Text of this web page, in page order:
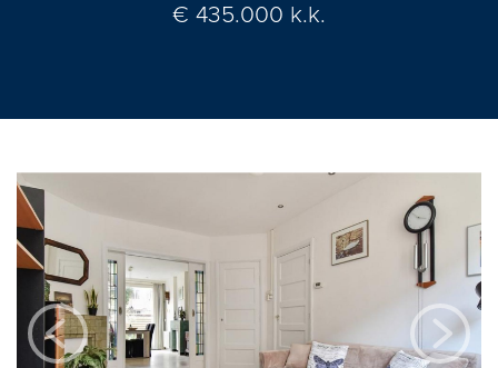
Commercial Listings
Open house
Baerz & Co
Purchased
Services
€ 435.000 k.k.